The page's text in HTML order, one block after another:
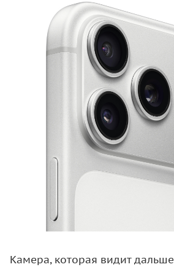
Камера, которая видит дальше